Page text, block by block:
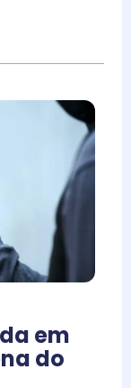
em
do